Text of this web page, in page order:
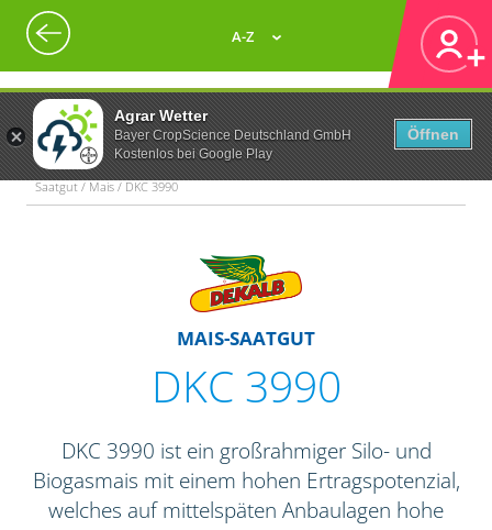
Agrar Wetter
Bayer CropScience Deutschland GmbH
Kostenlos bei Google Play
Öffnen
A-Z
Saatgut / Mais / DKC 3990
MAIS-SAATGUT
DKC 3990
DKC 3990 ist ein großrahmiger Silo- und
Biogasmais mit einem hohen Ertragspotenzial,
welches auf mittelspäten Anbaulagen hohe